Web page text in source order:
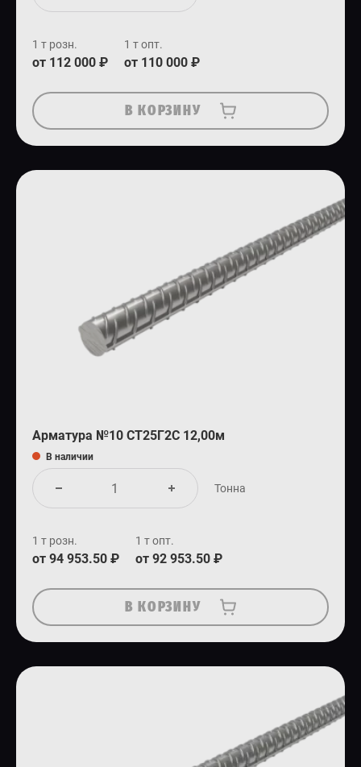
1 т розн.
от 112 000 ₽
1 т опт.
от 110 000 ₽
В КОРЗИНУ
Арматура №10 СТ25Г2С 12,00м
В наличии
Тонна
1 т розн.
от 94 953.50 ₽
1 т опт.
от 92 953.50 ₽
В КОРЗИНУ